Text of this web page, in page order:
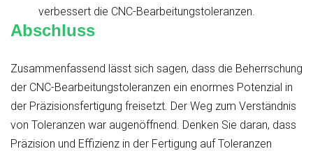
verbessert die CNC-Bearbeitungstoleranzen.
Abschluss
Zusammenfassend lässt sich sagen, dass die Beherrschung
der CNC-Bearbeitungstoleranzen ein enormes Potenzial in
der Präzisionsfertigung freisetzt. Der Weg zum Verständnis
von Toleranzen war augenöffnend. Denken Sie daran, dass
Präzision und Effizienz in der Fertigung auf Toleranzen